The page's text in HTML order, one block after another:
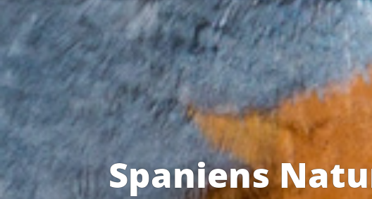
Spaniens